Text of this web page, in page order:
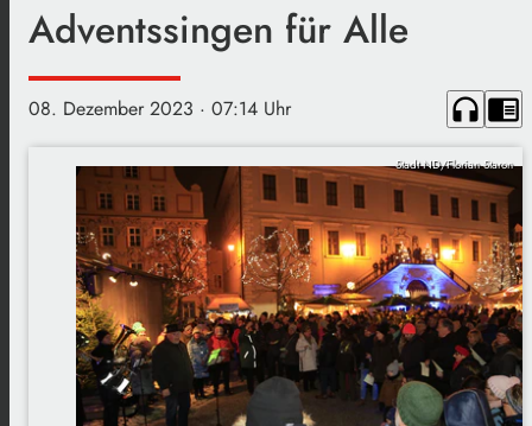
Adventssingen für Alle
08. Dezember 2023 · 07:14 Uhr headphones chrome_reader_mode
Stadt ND/Florian Staron